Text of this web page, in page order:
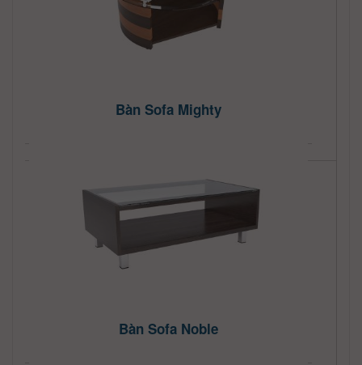
Bàn Sofa Mighty
Bàn Sofa Noble